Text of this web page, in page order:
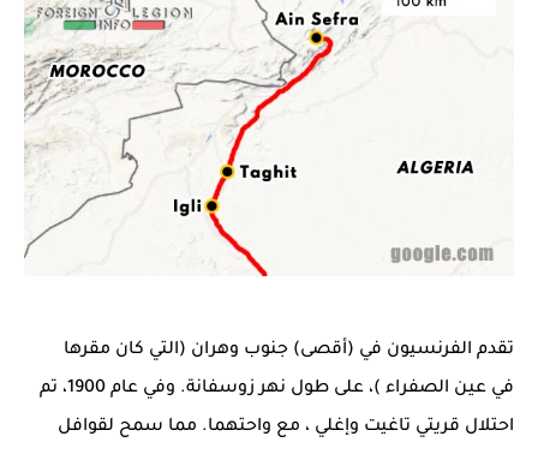
تقدم الفرنسيون في (أقصى) جنوب وهران (التي كان مقرها
في عين الصفراء
)، على طول نهر زوسفانة. وفي عام 1900، تم
احتلال قريتي تاغيت وإغلي ، مع واحتهما. مما سمح لقوافل